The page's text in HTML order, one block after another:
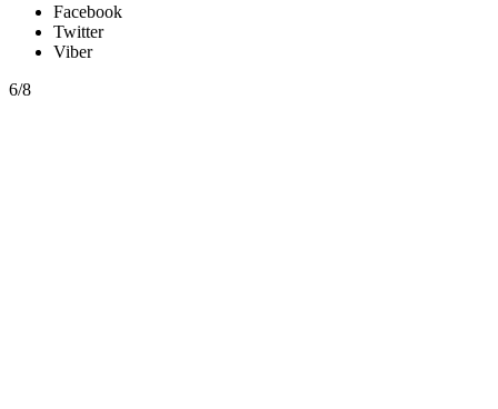
Facebook
Twitter
Viber
6/8